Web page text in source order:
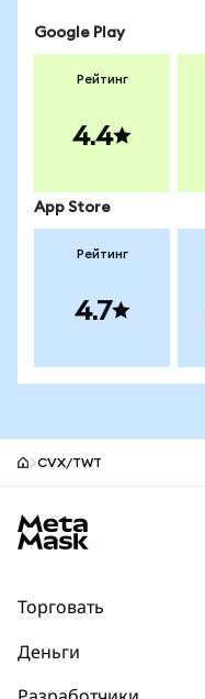
Google Play
Рейтинг
4.4
App Store
Рейтинг
4.7
CVX/TWT
Торговать
Деньги